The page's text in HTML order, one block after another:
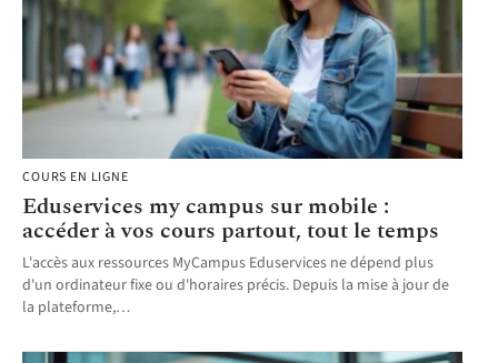
COURS EN LIGNE
Eduservices my campus sur mobile :
accéder à vos cours partout, tout le temps
L'accès aux ressources MyCampus Eduservices ne dépend plus
d'un ordinateur fixe ou d'horaires précis. Depuis la mise à jour de
la plateforme,…